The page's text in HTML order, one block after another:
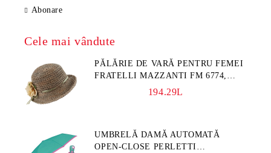
Abonare
Cele mai vândute
PĂLĂRIE DE VARĂ PENTRU FEMEI
FRATELLI MAZZANTI FM 6774,
NATURAL/FLORI GALBENE
194.29L
UMBRELĂ DAMĂ AUTOMATĂ
OPEN-CLOSE PERLETTI